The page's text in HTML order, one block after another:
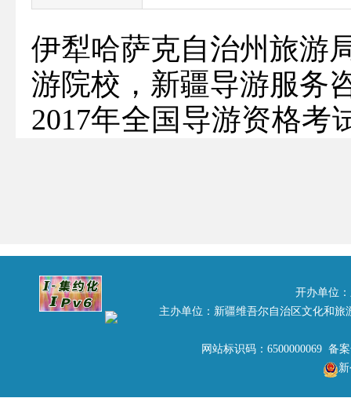
伊犁哈萨克自治州旅游
游院校，新疆导游服务
2017年全国导游资格考
新
尔自治区旅游发展委员
2017年8月3日
开办单位
主办单位：新疆维吾尔自治区文化和
网站标识码：6500000069 备